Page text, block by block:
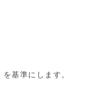
基準にします。